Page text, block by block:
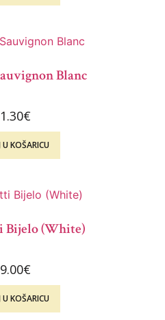
Blanc
€
KOŠARICU
Bijelo (White)
€
KOŠARICU